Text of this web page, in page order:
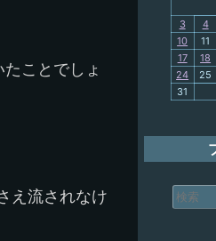
放浪記
ことでしょ
え流されなけ
3
4
10
11
17
18
24
25
31
索